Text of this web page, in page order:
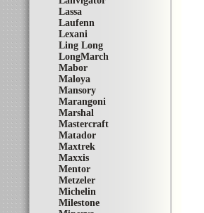
Lassa
Laufenn
Lexani
Ling Long
LongMarch
Mabor
Maloya
Mansory
Marangoni
Marshal
Mastercraft
Matador
Maxtrek
Maxxis
Mentor
Metzeler
Michelin
Milestone